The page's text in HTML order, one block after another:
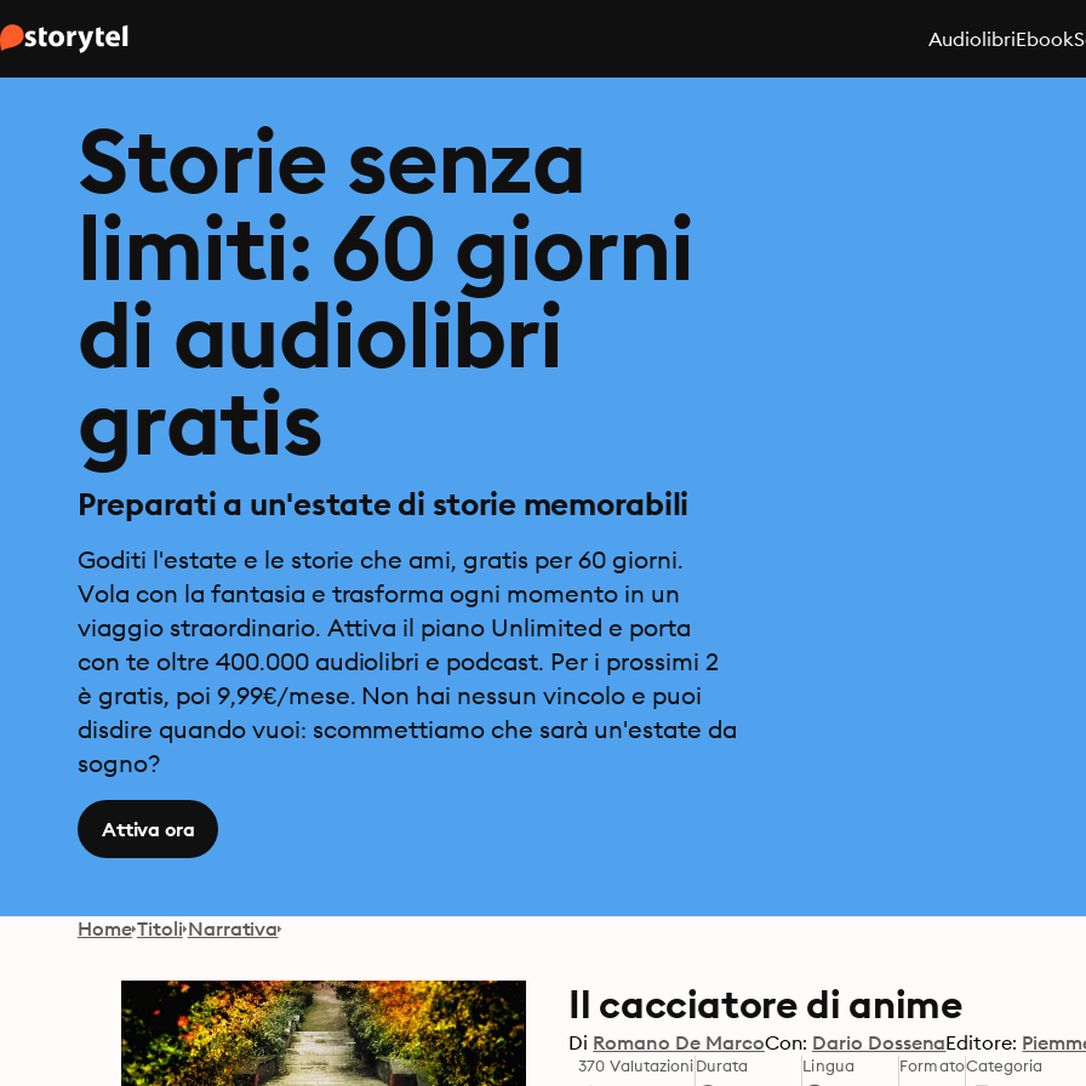
AudiolibriEbook
Storie senza
limiti: 60 giorni
di audiolibri
gratis
Preparati a un'estate di storie memorabili
Goditi l'estate e le storie che ami, gratis per 60 giorni.
Vola con la fantasia e trasforma ogni momento in un
viaggio straordinario. Attiva il piano Unlimited e porta
con te oltre 400.000 audiolibri e podcast. Per i prossimi 2
è gratis, poi 9,99€/mese. Non hai nessun vincolo e puoi
disdire quando vuoi: scommettiamo che sarà un'estate da
sogno?
Attiva ora
Home Titoli Narrativa
Il cacciatore di anime
Di Romano De MarcoCon: Dario DossenaEditore:
370 ValutazioniDurata Lingua FormatoCategoria